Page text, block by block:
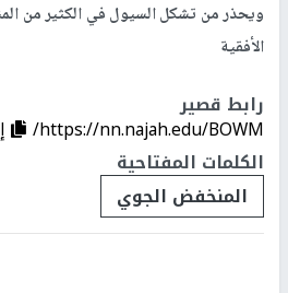
ويحذر من تشكل السيول في الكثير من
الأفقية
رابط قصير
https://nn.najah.edu/BOWM/
الكلمات المفتاحية
المنخفض الجوي